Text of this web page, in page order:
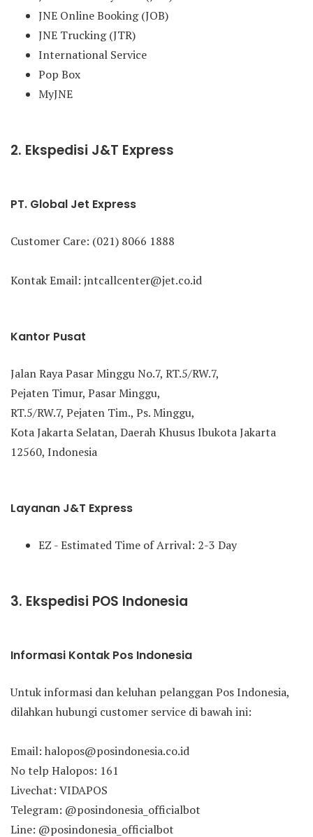
JNE Online Booking (JOB)
JNE Trucking (JTR)
International Service
Pop Box
MyJNE
2. Ekspedisi J&T Express
PT. Global Jet Express
Customer Care: (021) 8066 1888
Kontak Email: jntcallcenter@jet.co.id
Kantor Pusat
Jalan Raya Pasar Minggu No.7, RT.5/RW.7,
Pejaten Timur, Pasar Minggu,
RT.5/RW.7, Pejaten Tim., Ps. Minggu,
Kota Jakarta Selatan, Daerah Khusus Ibukota Jakarta
12560, Indonesia
Layanan J&T Express
EZ - Estimated Time of Arrival: 2-3 Day
3. Ekspedisi POS Indonesia
Informasi Kontak Pos Indonesia
Untuk informasi dan keluhan pelanggan Pos Indonesia,
dilahkan hubungi customer service di bawah ini:
Email: halopos@posindonesia.co.id
No telp Halopos: 161
Livechat: VIDAPOS
Telegram: @posindonesia_officialbot
Line: @posindonesia_officialbot